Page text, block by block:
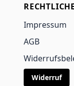
Impressum
AGB
Widerruf